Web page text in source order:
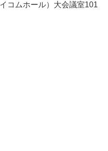
コムホール）大会議室101